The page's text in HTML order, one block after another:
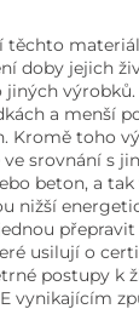
těchto
doby jejich
výrobků.
a menší
Kromě toho
srovnání s
beton, a
nižší
usilují o
postupy k
vynikajícím